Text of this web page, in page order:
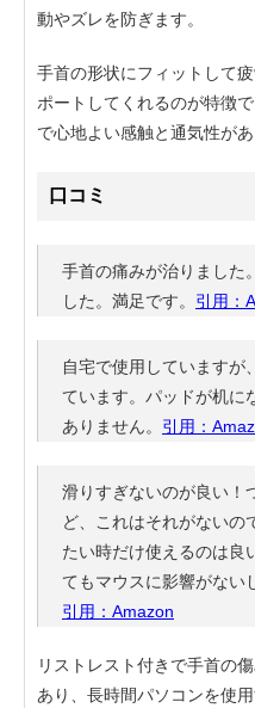
動やズレを防ぎます。
手首の形状にフィットして
ポートしてくれるのが特徴
で心地よい感触と通気性が
口コミ
手首の痛みが治りました
した。満足です。 引用：
自宅で使用していますが
ています。パッドが机に
ありません。 引用：
滑りすぎないのが良い！
ど、これはそれがないの
たい時だけ使えるのは良
てもマウスに影響がない
引用：Amazon
リストレスト付きで手首の
あり、長時間パソコンを使